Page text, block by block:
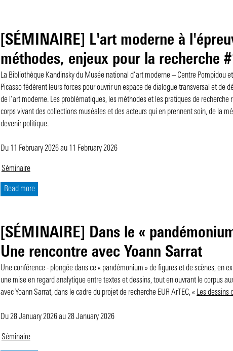
[SÉMINAIRE] L'art moderne à
méthodes, enjeux pour la recherche
La Bibliothèque Kandinsky du Musée national d’art moderne – Centre Pompidou
Picasso fédèrent leurs forces pour ouvrir un espace de dialogue transversal et de
de l’art moderne. Les problématiques, les méthodes et les pratiques de
corps vivant des collections muséales et des acteurs qui en prennent soin, de la
devenir politique.
Du 11 February 2026au 11 February 2026
Séminaire
Read more
[SÉMINAIRE] Dans le «
Une rencontre avec Yoann Sarrat
Une conférence - plongée dans ce « pandémonium » de figures et de scènes, en
une mise en regard analytique entre textes et dessins, tout en ouvrant le corpus
avec Yoann Sarrat, dans le cadre du projet de recherche EUR ArTEC, « Les dessins
Du 28 January 2026au 28 January 2026
Séminaire